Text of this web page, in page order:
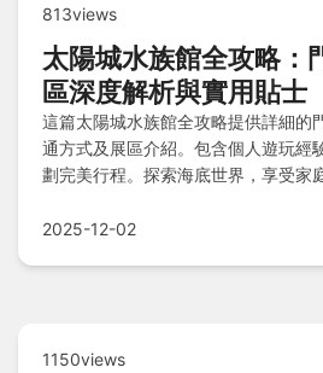
813views
太陽城水族館全攻略：
區深度解析與實用貼士
這篇太陽城水族館全攻略提供詳細的
通方式及展區介紹。包含個人遊玩經
劃完美行程。探索海底世界，享受家
2025-12-02
1150views